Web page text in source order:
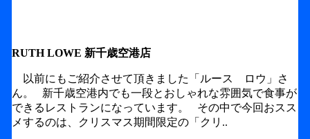
RUTH LOWE 新千歳空港店
以前にもご紹介させて頂きました「ルース ロウ」さ
ん。 新千歳空港内でも一段とおしゃれな雰囲気で食事が
できるレストランになっています。 その中で今回おスス
メするのは、クリスマス期間限定の「クリ..